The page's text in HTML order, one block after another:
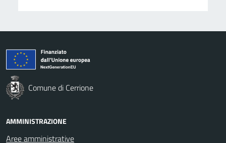
Comune di Cerrione
AMMINISTRAZIONE
Aree amministrative